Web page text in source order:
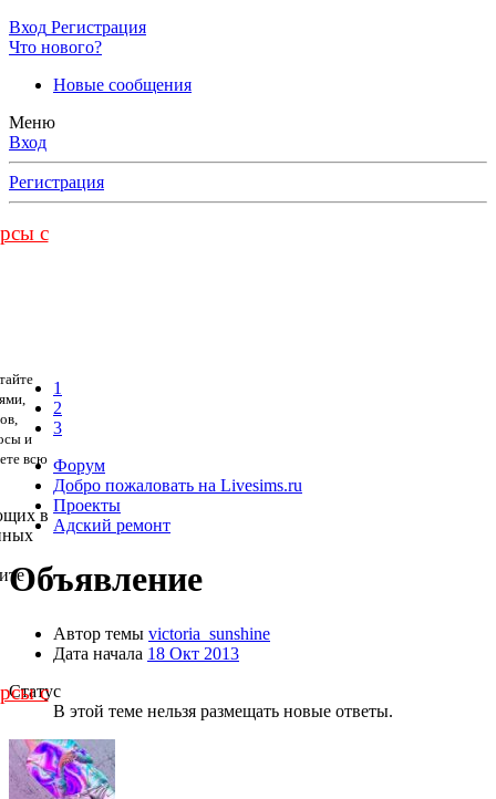
Вход Регистрация
Что нового?
Новые сообщения
Меню
Вход
Регистрация
с
и
всю
в
с
1
2
3
Форум
Добро пожаловать на Livesims.ru
Проекты
Адский ремонт
Объявление
Автор темы victoria_sunshine
Дата начала 18 Окт 2013
Статус
В этой теме нельзя размещать новые ответы.